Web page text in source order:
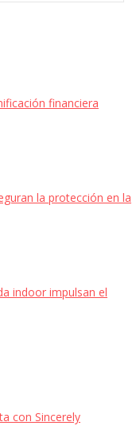
financiera
la protección en la
indoor impulsan el
con Sincerely